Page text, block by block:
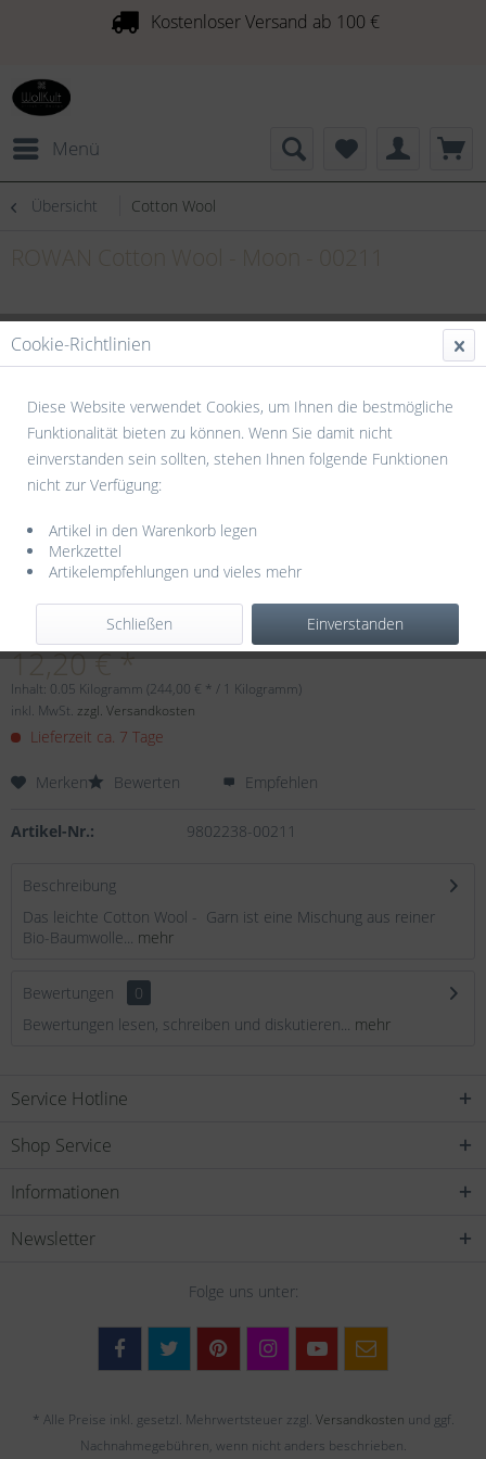
Kostenloser Versand ab 100 €
Menü
Übersicht Cotton Wool
Dieser Artikel steht derzeit nicht zur Verfügung!
12,20 € *
Inhalt: 0.05 Kilogramm (244,00 € * / 1 Kilogramm)
inkl. MwSt. zzgl. Versandkosten
Lieferzeit ca. 7 Tage
Merken Bewerten Empfehlen
Artikel-Nr.: 9802238-00211
Beschreibung
Das leichte Cotton Wool - Garn ist eine Mischung aus reiner
Bio-Baumwolle... mehr
Bewertungen
0
Bewertungen lesen, schreiben und diskutieren... mehr
Service Hotline
Shop Service
Informationen
Newsletter
Folge uns unter:
* Alle Preise inkl. gesetzl. Mehrwertsteuer zzgl. Versandkosten und ggf.
Nachnahmegebühren, wenn nicht anders beschrieben.
Cookie-Richtlinien
Diese Website verwendet Cookies, um Ihnen die bestmögliche
Funktionalität bieten zu können. Wenn Sie damit nicht
einverstanden sein sollten, stehen Ihnen folgende Funktionen
nicht zur Verfügung:
Artikel in den Warenkorb legen
Merkzettel
Artikelempfehlungen und vieles mehr
Einverstanden
Schließen